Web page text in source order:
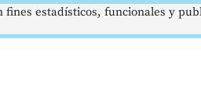
estadísticos, funcionales y